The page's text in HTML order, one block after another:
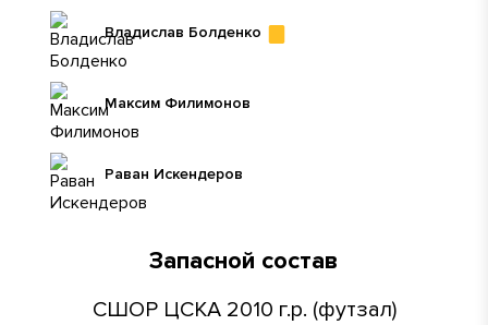
Владислав Болденко
Максим Филимонов
Раван Искендеров
Запасной состав
СШОР ЦСКА 2010 г.р. (футзал)